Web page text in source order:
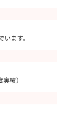
ます。
績）